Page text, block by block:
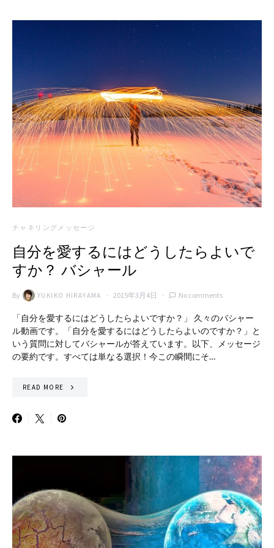
チャネリングメッセージ
自分を愛するにはどうしたらよいで
すか？ バシャール
By YUKIKO HIRAYAMA 2015年3月4日 No comments
「自分を愛するにはどうしたらよいですか？」 久々のバシャー
ル動画です。「自分を愛するにはどうしたらよいのですか？」と
いう質問に対してバシャールが答えています。以下、メッセージ
の要約です。すべては単なる選択！今この瞬間にそ…
READ MORE